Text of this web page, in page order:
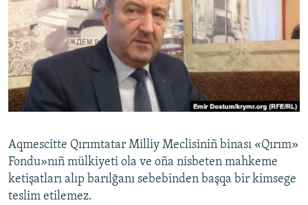
BLOGLAR
FİKİR
Русский
Українською
RFE/RS bütün saytları
Aqmescitte Qırımtatar Milliy Meclisiniñ binası «Qırım»
Fondu»nıñ mülkiyeti ola ve oña nisbeten mahkeme
ketişatları alıp barılğanı sebebinden başqa bir kimsege
teslim etilemez.